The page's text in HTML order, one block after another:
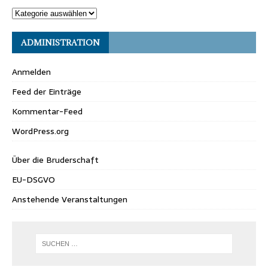
ADMINISTRATION
Anmelden
Feed der Einträge
Kommentar-Feed
WordPress.org
Über die Bruderschaft
EU-DSGVO
Anstehende Veranstaltungen